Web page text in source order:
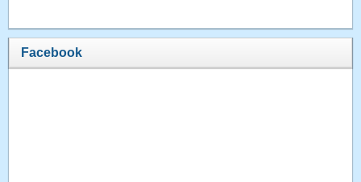
Facebook